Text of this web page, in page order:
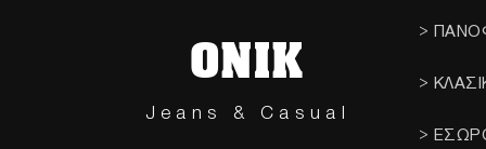
ONIK
Jeans & Casual
>
>
>